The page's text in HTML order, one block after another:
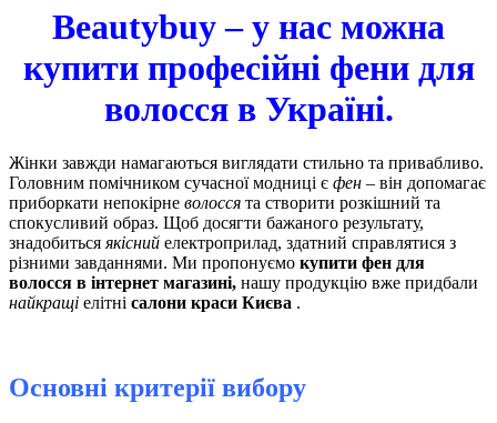
Beautybuy – у нас можна
купити професійні фени для
волосся в Україні.
Жінки завжди намагаються виглядати стильно та привабливо.
Головним помічником сучасної модниці є фен – він допомагає
приборкати непокірне волосся та створити розкішний та
спокусливий образ. Щоб досягти бажаного результату,
знадобиться якісний електроприлад, здатний справлятися з
різними завданнями. Ми пропонуємо купити фен для
волосся в інтернет магазині, нашу продукцію вже придбали
найкращі елітні салони краси Києва .
Основні критерії вибору